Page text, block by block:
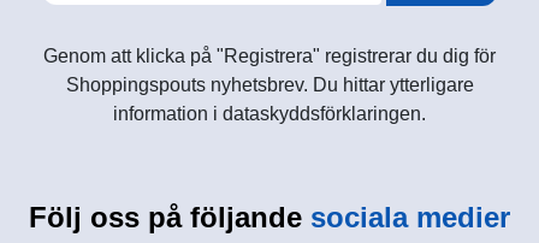
Genom att klicka på "Registrera" registrerar du dig för
Shoppingspouts nyhetsbrev. Du hittar ytterligare
information i dataskyddsförklaringen.
Följ oss på följande sociala medier